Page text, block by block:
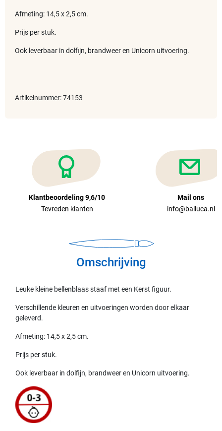
Afmeting: 14,5 x 2,5 cm.
Prijs per stuk.
Ook leverbaar in dolfijn, brandweer en Unicorn uitvoering.
Artikelnummer: 74153
Klantbeoordeling 9,6/10
Tevreden klanten
Mail ons
info@balluca.nl
Omschrijving
Leuke kleine bellenblaas staaf met een Kerst figuur.
Verschillende kleuren en uitvoeringen worden door elkaar
geleverd.
Afmeting: 14,5 x 2,5 cm.
Prijs per stuk.
Ook leverbaar in dolfijn, brandweer en Unicorn uitvoering.